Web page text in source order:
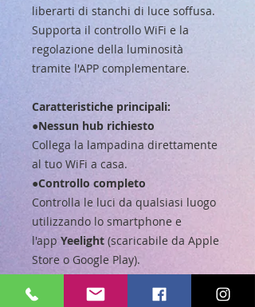
liberarti di stanchi di luce soffusa.
Supporta il controllo WiFi e la
regolazione della luminosità
tramite l'APP complementare.
Caratteristiche principali:
●Nessun hub richiesto
Collega la lampadina direttamente
al tuo WiFi a casa.
●Controllo completo
Controlla le luci da qualsiasi luogo
utilizzando lo smartphone e
l'app Yeelight (scaricabile da Apple
Store o Google Play).
●Ampie opzioni di colore
Abbina qualsiasi occasione con i 16